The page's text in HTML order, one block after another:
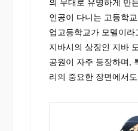
의 무대로 유명하게 만
인공이 다니는 고등학
업고등학교가 모델이
지바시의 상징인 지바
공원이 자주 등장하며,
리의 중요한 장면에서